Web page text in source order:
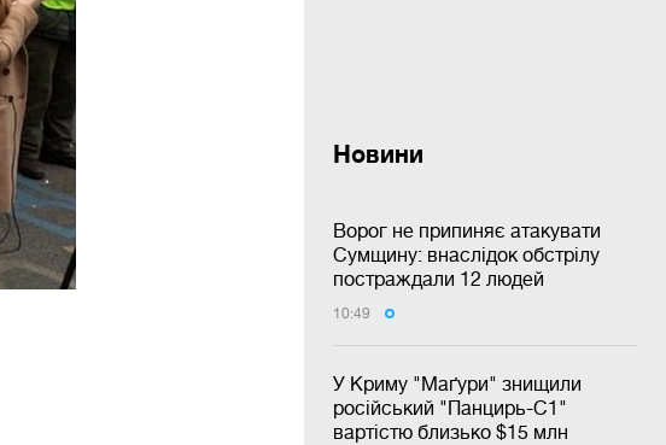
Новини
Ворог не припиняє атакувати
Сумщину: внаслідок обстрілу
постраждали 12 людей
10:49
У Криму "Маґури" знищили
російський "Панцирь-С1"
вартістю близько $15 млн